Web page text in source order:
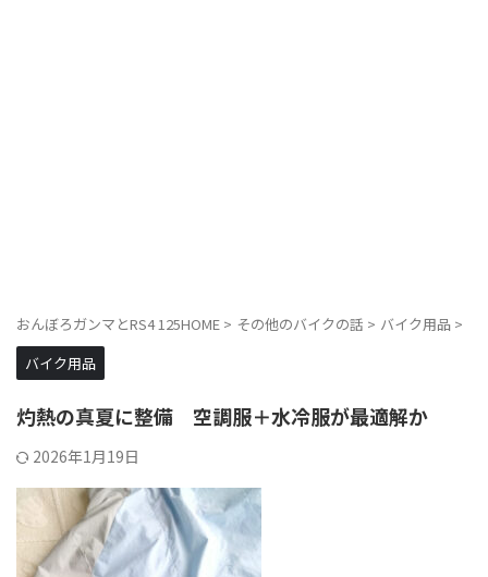
おんぼろガンマとRS4 125HOME > その他のバイクの話 > バイク用品 >
バイク用品
灼熱の真夏に整備 空調服＋水冷服が最適解か
2026年1月19日